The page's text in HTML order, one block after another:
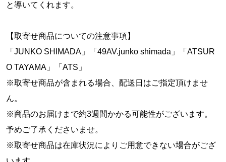
と導いてくれます。
【取寄せ商品についての注意事項】
「JUNKO SHIMADA」「49AV.junko shimada」「ATSUR
O TAYAMA」「ATS」
※取寄せ商品が含まれる場合、配送日はご指定頂けませ
ん。
※商品のお届けまで約3週間かかる可能性がございます。
予めご了承くださいませ。
※取寄せ商品は在庫状況によりご用意できない場合がござ